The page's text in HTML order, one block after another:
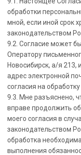
обработки
мной, если иной срок
законодательством
9.2. Согласие может
Оператору
Новосибирск, а/я 213,
адрес электронной
согласия на
9.3. Мне разъяснено,
вправе продолжить
моего согласия в
законодательством
обработка
выполнения